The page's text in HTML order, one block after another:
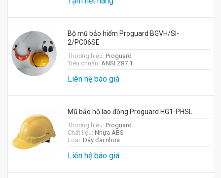
Bộ mũ bảo hiểm Proguard BGVH/SI-
2/PC06SE
Thương hiệu: Proguard
Tiêu chuẩn: ANSI Z87.1
Liên hệ báo giá
Mũ bảo hộ lao động Proguard HG1-PHSL
Thương hiệu: Proguard
Chất liệu: Nhựa ABS
Loại: Dây đai nhựa
Liên hệ báo giá